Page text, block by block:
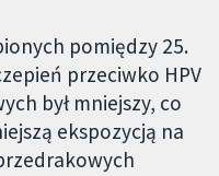
pomiędzy 25.
przeciwko HPV
był mniejszy, co
ekspozycją na